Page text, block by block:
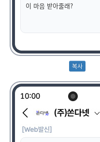
이 마음 받아줄래?